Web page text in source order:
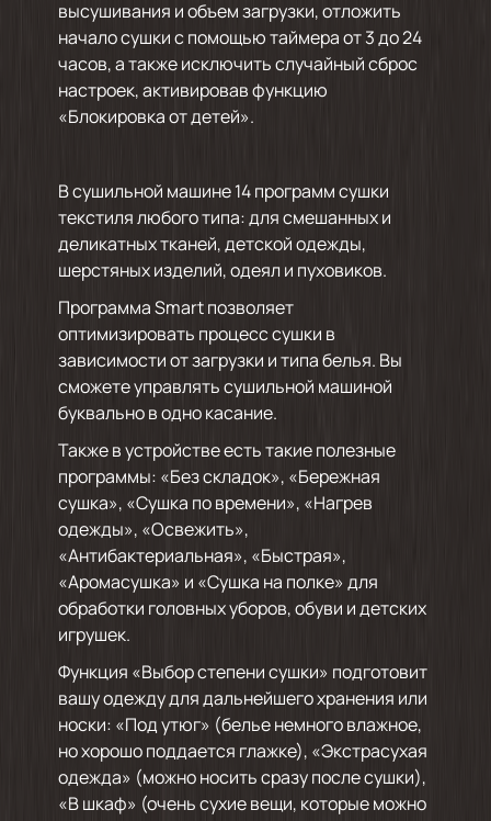
высушивания и объем загрузки, отложить
начало сушки с помощью таймера от 3 до 24
часов, а также исключить случайный сброс
настроек, активировав функцию
«Блокировка от детей».
В сушильной машине 14 программ сушки
текстиля любого типа: для смешанных и
деликатных тканей, детской одежды,
шерстяных изделий, одеял и пуховиков.
Программа Smart позволяет
оптимизировать процесс сушки в
зависимости от загрузки и типа белья. Вы
сможете управлять сушильной машиной
буквально в одно касание.
Также в устройстве есть такие полезные
программы: «Без складок», «Бережная
сушка», «Сушка по времени», «Нагрев
одежды», «Освежить»,
«Антибактериальная», «Быстрая»,
«Аромасушка» и «Сушка на полке» для
обработки головных уборов, обуви и детских
игрушек.
Функция «Выбор степени сушки» подготовит
вашу одежду для дальнейшего хранения или
носки: «Под утюг» (белье немного влажное,
но хорошо поддается глажке), «Экстрасухая
одежда» (можно носить сразу после сушки),
«В шкаф» (очень сухие вещи, которые можно